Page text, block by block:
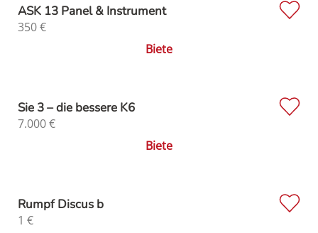
ASK 13 Panel & Instrument
350€
Biete
Sie 3 – die bessere K6
7.000€
Biete
Rumpf Discus b
1 €